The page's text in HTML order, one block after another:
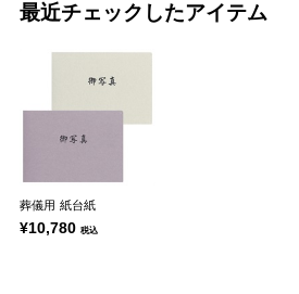
最近チェックしたアイテム
葬儀用 紙台紙
¥10,780 税込